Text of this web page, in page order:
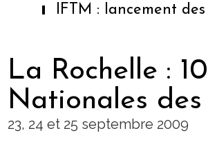
IFTM : lancement des
La Rochelle :
Nationales des
23, 24 et 25 septembre 2009